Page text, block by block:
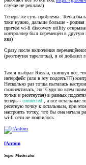
случае не реклама)
Теперь же суть проблемы: Точка
таки нужно, дальше больше - родная
причём wi-fi discovery utility
контроллер был перемещён в другую
ява)
Сразу после включения
(ресетнутая тарелочка), я её добавил
Там я выбрал Russia, скипнул всё,
интерфейс (или в эту подсеть???)
Несколько раз точка пыталась
сконнектилась, но! Судя по всем
точки и ресетнутая) в разных
теперь - connected , а все остальные
ресетную точку к остальным, при
настроить точку, что бы она начала
wi-fi сети не появилось.
fAntom
Super Moderator